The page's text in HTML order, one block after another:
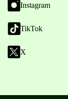
Instagram
TikTok
X